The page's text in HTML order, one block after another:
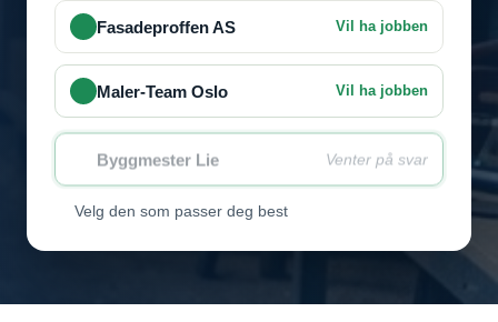
Fasadeproffen AS Vil ha jobben
Maler-Team Oslo Vil ha jobben
Byggmester Lie Venter på svar
Velg den som passer deg best